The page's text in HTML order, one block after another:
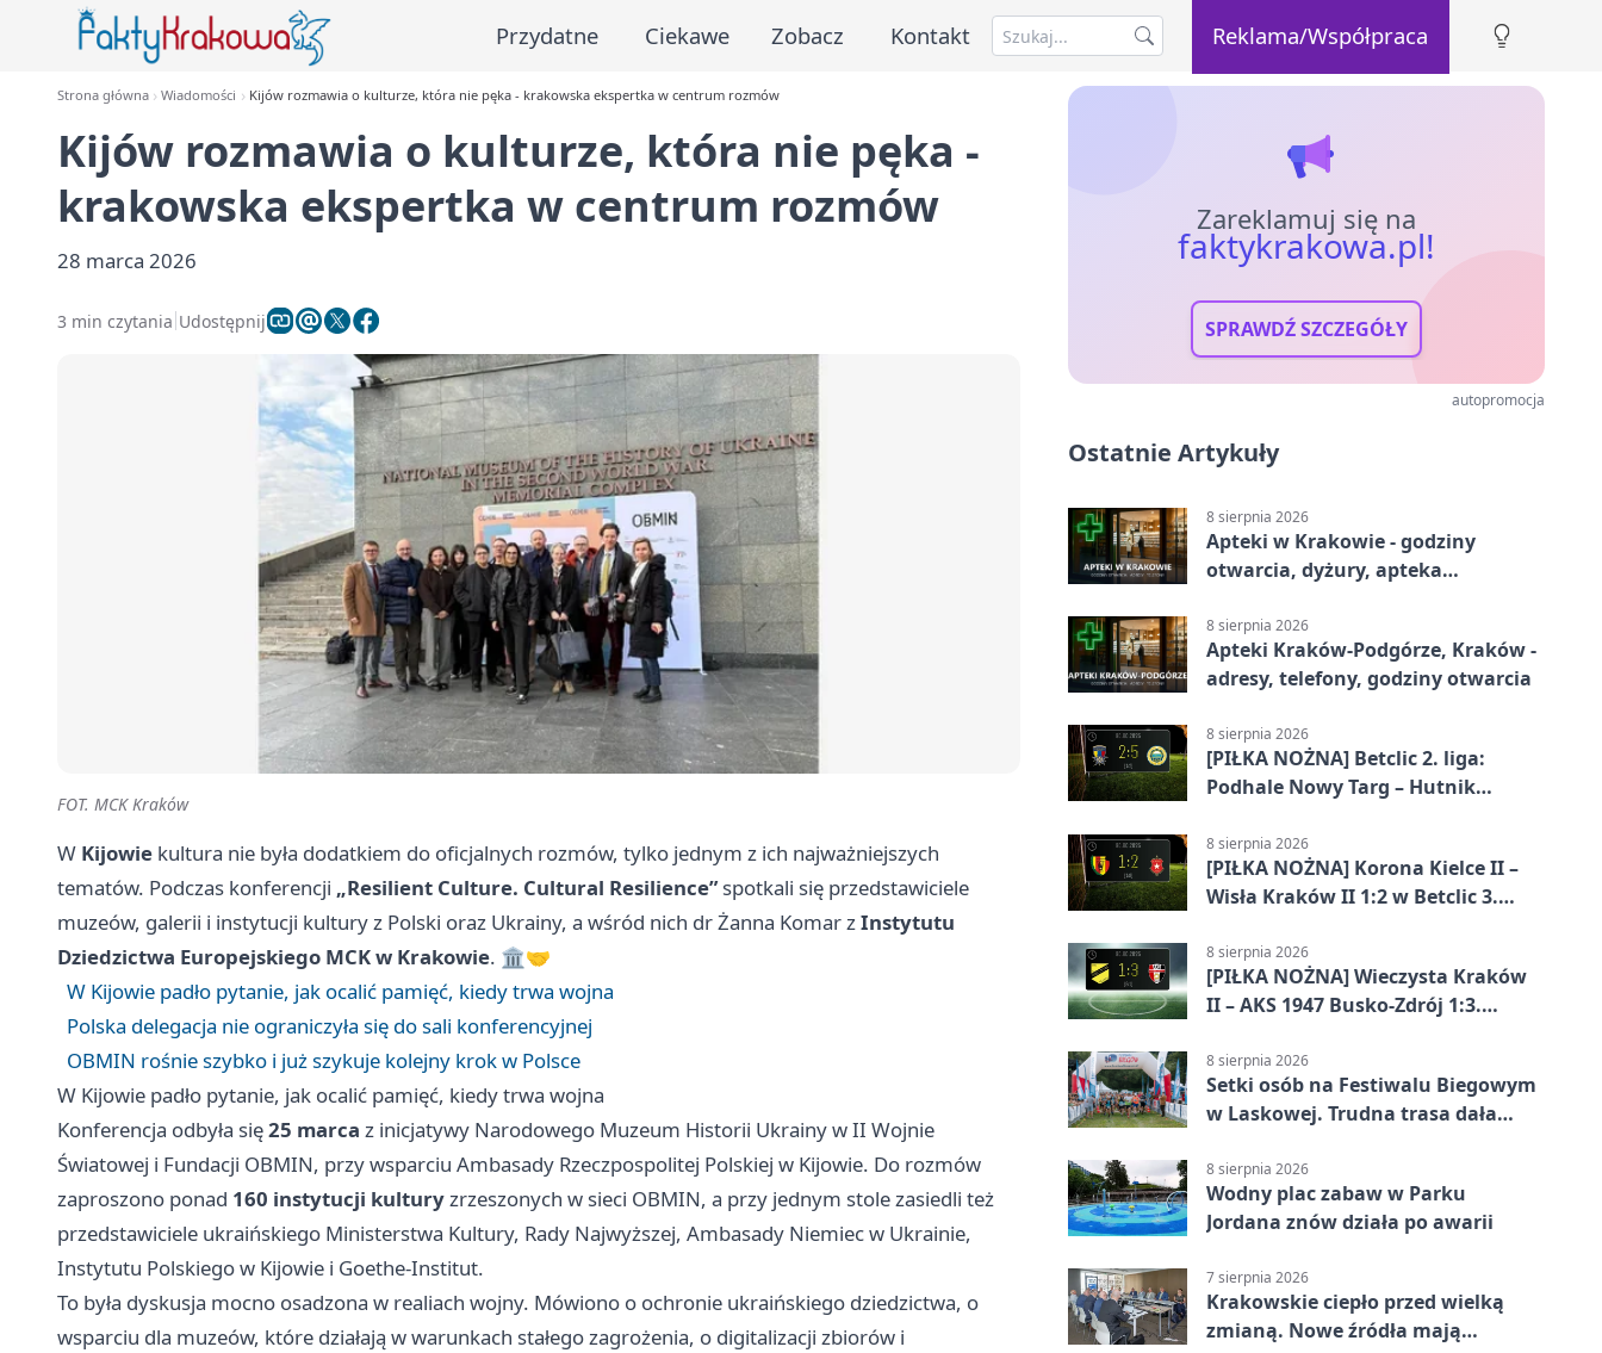
Przydatne Ciekawe Zobacz Kontakt Reklama/Współpraca
Strona główna Wiadomości Kijów rozmawia o kulturze, która nie pęka - krakowska ekspertka w centrum rozmów
Kijów rozmawia o kulturze, która nie pęka -
krakowska ekspertka w centrum rozmów
28 marca 2026
3 min czytania Udostępnij
FOT. MCK Kraków
W Kijowie kultura nie była dodatkiem do oficjalnych rozmów, tylko jednym z ich najważniejszych
tematów. Podczas konferencji „Resilient Culture. Cultural Resilience”spotkali się przedstawiciele
muzeów, galerii i instytucji kultury z Polski oraz Ukrainy, a wśród nich dr Żanna Komar zInstytutu
Dziedzictwa Europejskiego MCK w Krakowie. 🏛️🤝
W Kijowie padło pytanie, jak ocalić pamięć, kiedy trwa wojna
Polska delegacja nie ograniczyła się do sali konferencyjnej
OBMIN rośnie szybko i już szykuje kolejny krok w Polsce
W Kijowie padło pytanie, jak ocalić pamięć, kiedy trwa wojna
Konferencja odbyła się25 marca z inicjatywy Narodowego Muzeum Historii Ukrainy w II Wojnie
Światowej i Fundacji OBMIN, przy wsparciu Ambasady Rzeczpospolitej Polskiej w Kijowie. Do rozmów
zaproszono ponad 160 instytucji kulturyzrzeszonych w sieci OBMIN, a przy jednym stole zasiedli też
przedstawiciele ukraińskiego Ministerstwa Kultury, Rady Najwyższej, Ambasady Niemiec w Ukrainie,
Instytutu Polskiego w Kijowie i Goethe-Institut.
To była dyskusja mocno osadzona w realiach wojny. Mówiono o ochronie ukraińskiego dziedzictwa, o
wsparciu dla muzeów, które działają w warunkach stałego zagrożenia, o digitalizacji zbiorów i
Zareklamuj się na
faktykrakowa.pl!
SPRAWDŹ SZCZEGÓŁY
autopromocja
Ostatnie Artykuły
8 sierpnia 2026
Apteki w Krakowie - godziny
otwarcia, dyżury, apteka
8 sierpnia 2026
Apteki Kraków-Podgórze, Kraków -
adresy, telefony, godziny otwarcia
8 sierpnia 2026
[PIŁKA NOŻNA] Betclic 2. liga:
Podhale Nowy Targ – Hutnik
efektownym zwycięstwem
8 sierpnia 2026
[PIŁKA NOŻNA] Korona Kielce II –
Wisła Kraków II 1:2 w Betclic 3.
odwróciła losy meczu
8 sierpnia 2026
[PIŁKA NOŻNA] Wieczysta Kraków
II – AKS 1947 Busko-Zdrój 1:3.
Liga Grupa 4 (Grupa IV)
8 sierpnia 2026
Setki osób na Festiwalu Biegowym
w Laskowej. Trudna trasa dała
8 sierpnia 2026
Wodny plac zabaw w Parku
Jordana znów działa po awarii
7 sierpnia 2026
Krakowskie ciepło przed wielką
zmianą. Nowe źródła mają